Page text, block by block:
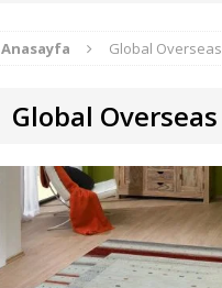
Anasayfa Global Overseas
Global Overseas